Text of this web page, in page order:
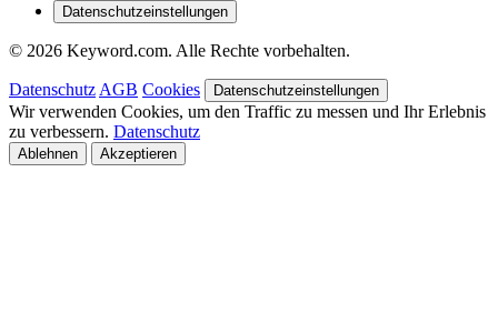
Datenschutzeinstellungen
© 2026 Keyword.com. Alle Rechte vorbehalten.
Datenschutz AGB Cookies Datenschutzeinstellungen
Wir verwenden Cookies, um den Traffic zu messen und Ihr Erlebnis
zu verbessern. Datenschutz
Ablehnen Akzeptieren